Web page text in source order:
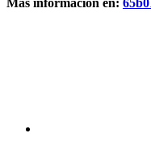
Más información en: